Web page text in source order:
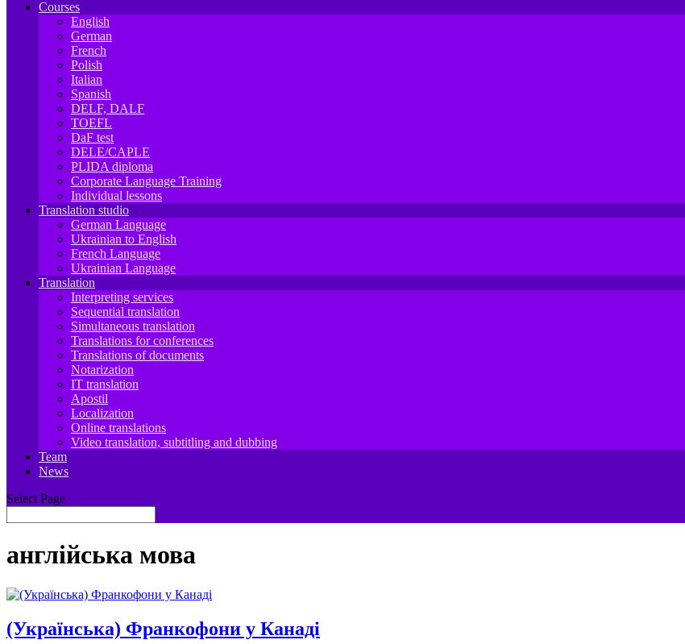
Courses
English
German
French
Polish
Italian
Spanish
DELF, DALF
TOEFL
DaF test
DELE/CAPLE
PLIDA diploma
Corporate Language Training
Individual lessons
Translation studio
German Language
Ukrainian to English
French Language
Ukrainian Language
Translation
Interpreting services
Sequential translation
Simultaneous translation
Translations for conferences
Translations of documents
Notarization
IT translation
Apostil
Localization
Online translations
Video translation, subtitling and dubbing
Team
News
Select Page
англійська мова
(Українська) Франкофони у Канаді